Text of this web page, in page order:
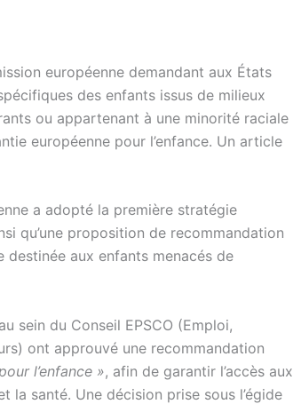
européenne demandant aux États
des enfants issus de milieux
ou appartenant à une minorité raciale
européenne pour l’enfance. Un article
a adopté la première stratégie
qu’une proposition de recommandation
aux enfants menacés de
sein du Conseil EPSCO (Emploi,
ont approuvé une recommandation
l’enfance », afin de garantir l’accès aux
la santé. Une décision prise sous l’égide